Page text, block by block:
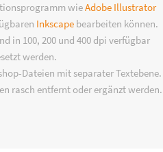
wieAdobe Illustrator
Inkscape bearbeiten können.
in 100, 200 und 400 dpi verfügbar
werden.
Dateien mit separater Textebene.
rasch entfernt oder ergänzt werden.